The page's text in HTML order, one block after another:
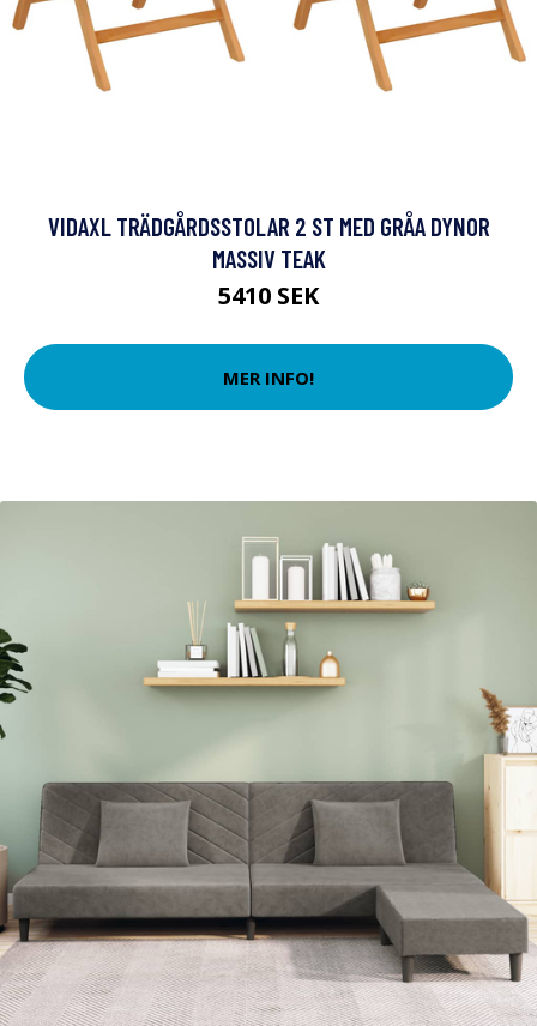
VIDAXL TRÄDGÅRDSSTOLAR 2 ST MED GRÅA DYNOR
MASSIV TEAK
5410 SEK
MER INFO!